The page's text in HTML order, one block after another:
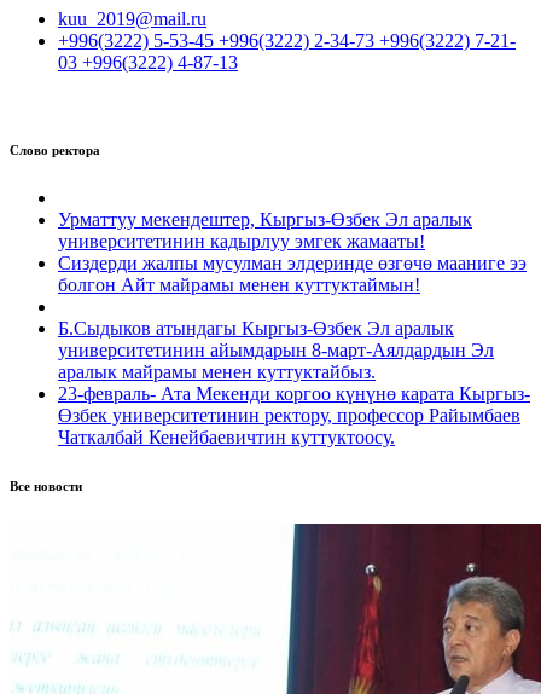
kuu_2019@mail.ru
+996(3222) 5-53-45 +996(3222) 2-34-73 +996(3222) 7-21-
03 +996(3222) 4-87-13
Слово ректора
Урматтуу мекендештер, Кыргыз-Өзбек Эл аралык
университетинин кадырлуу эмгек жамааты!
Сиздерди жалпы мусулман элдеринде өзгөчө мааниге ээ
болгон Айт майрамы менен куттуктаймын!
Б.Сыдыков атындагы Кыргыз-Өзбек Эл аралык
университетинин айымдарын 8-март-Аялдардын Эл
аралык майрамы менен куттуктайбыз.
23-февраль- Ата Мекенди коргоо күнүнө карата Кыргыз-
Өзбек университетинин ректору, профессор Райымбаев
Чаткалбай Кенейбаевичтин куттуктоосу.
Все новости